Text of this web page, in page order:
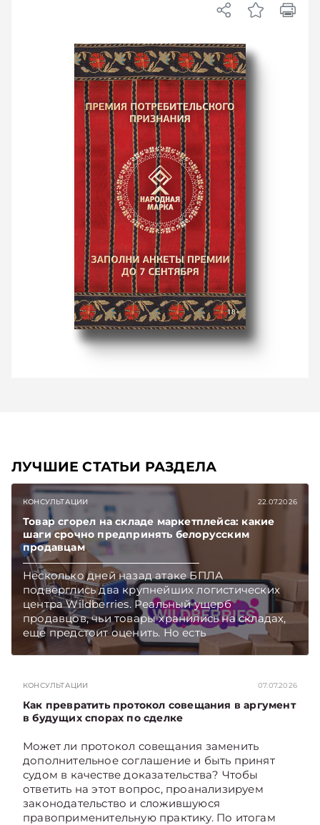
ЛУЧШИЕ СТАТЬИ РАЗДЕЛА
КОНСУЛЬТАЦИИ 22.07.2026
Товар сгорел на складе маркетплейса: какие
шаги срочно предпринять белорусским
продавцам
Несколько дней назад атаке БПЛА
подверглись два крупнейших логистических
центра Wildberries. Реальный ущерб
продавцов, чьи товары хранились на складах,
еще предстоит оценить. Но есть
первоочередные шаги, которые белорусские
компании «Экономические споры» Наталия
ТАБАЛА. Подписывайтесь на Telegram‑канал и
Viber. Главное об экономике Беларуси —
КОНСУЛЬТАЦИИ 07.07.2026
Как превратить протокол совещания в аргумент
в будущих спорах по сделке
Может ли протокол совещания заменить
дополнительное соглашение и быть принят
судом в качестве доказательства? Чтобы
ответить на этот вопрос, проанализируем
законодательство и сложившуюся
правоприменительную практику. По итогам